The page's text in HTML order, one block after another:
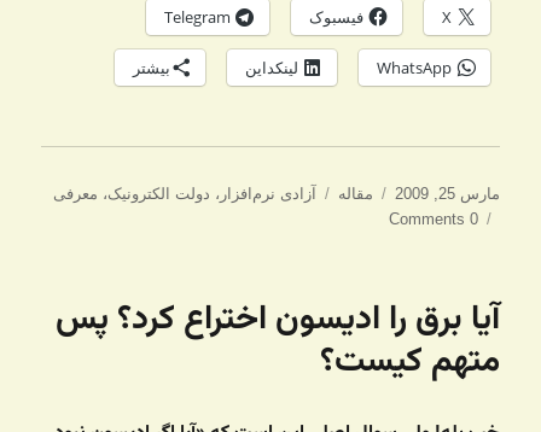
X فیسبوک Telegram
WhatsApp لینکداین بیشتر
ارسال
شده
مارس 25, 2009 دسته‌ها
مقاله برچسب‌ها
آزادی نرم‌افزار ، دولت الکترونیک، معرفی
0 Comments
آیا برق را ادیسون اختراع کرد؟ پس
متهم کیست؟